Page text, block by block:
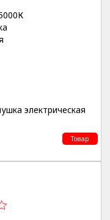
электрическая
Товар